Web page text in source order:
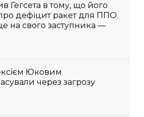
Гегсета в тому, що його
дефіцит ракет для ППО.
на свого заступника —
Юковим
через загрозу